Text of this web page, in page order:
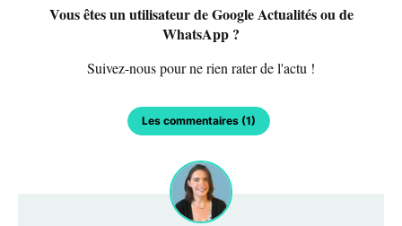
Vous êtes un utilisateur de Google Actualités ou de
WhatsApp ?
Suivez-nous pour ne rien rater de l'actu !
Les commentaires (1)